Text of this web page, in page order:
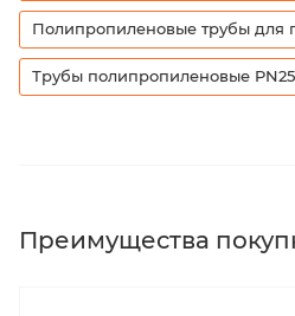
Полипропиленовые трубы для
Трубы полипропиленовые PN25
Преимущества